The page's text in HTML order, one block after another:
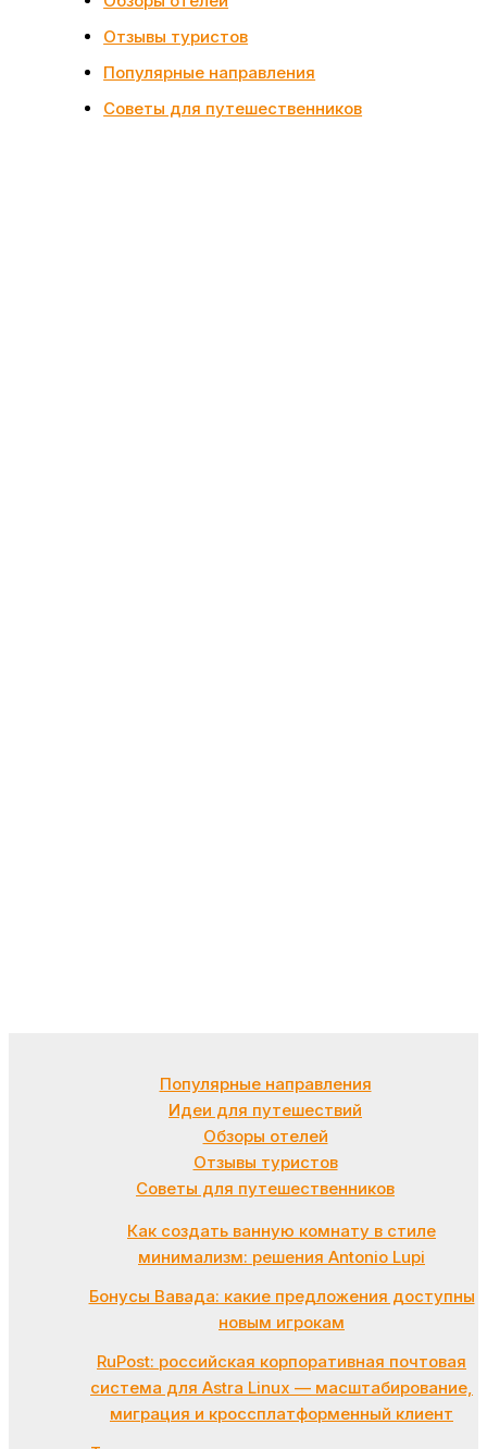
Отзывы туристов
Популярные направления
Советы для путешественников
Популярные направления
Идеи для путешествий
Обзоры отелей
Отзывы туристов
Советы для путешественников
Как создать ванную комнату в стиле
минимализм: решения Antonio Lupi
Бонусы Вавада: какие предложения доступны
новым игрокам
RuPost: российская корпоративная почтовая
система для Astra Linux — масштабирование,
миграция и кроссплатформенный клиент